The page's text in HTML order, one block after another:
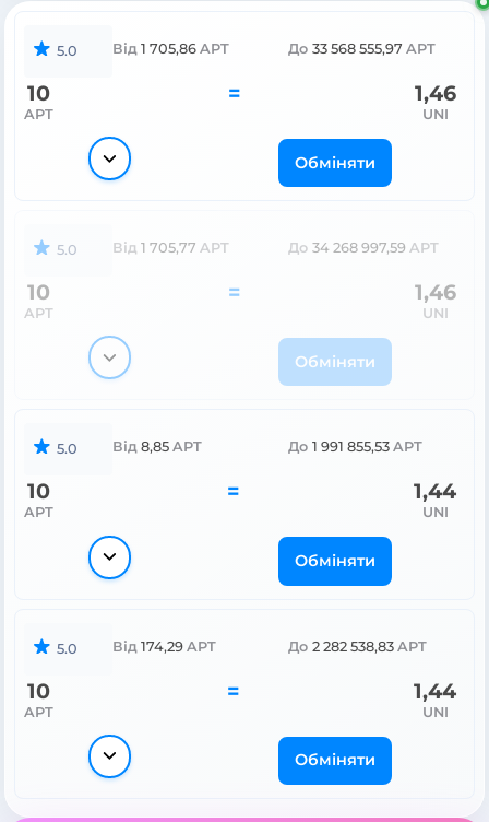
5.0 Від 1 705,86 APT До 33 568 555,97 APT
10
APT
= 1,46
UNI
Обміняти
5.0 Від 1 705,77 APT До 34 268 997,59 APT
10
APT
= 1,46
UNI
Обміняти
5.0 Від 8,85 APT До 1 991 855,53 APT
10
APT
= 1,44
UNI
Обміняти
5.0 Від 174,29 APT До 2 282 538,83 APT
10
APT
= 1,44
UNI
Обміняти